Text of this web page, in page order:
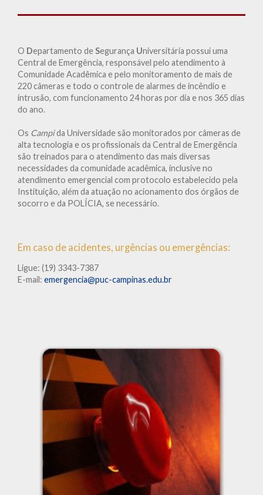
O Departamento deSegurança Universitária possui uma
Central de Emergência, responsável pelo atendimento à
Comunidade Acadêmica e pelo monitoramento de mais de
220 câmeras e todo o controle de alarmes de incêndio e
intrusão, com funcionamento 24 horas por dia e nos 365 dias
do ano.
Os Campida Universidade são monitorados por câmeras de
alta tecnologia e os profissionais da Central de Emergência
são treinados para o atendimento das mais diversas
necessidades da comunidade acadêmica, inclusive no
atendimento emergencial com protocolo estabelecido pela
Instituição, além da atuação no acionamento dos órgãos de
socorro e da POLÍCIA, se necessário.
Em caso de acidentes, urgências ou emergências:
Ligue: (19) 3343-7387
E-mail: emergencia@puc-campinas.edu.br